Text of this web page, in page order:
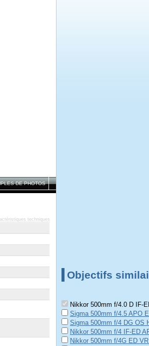
DE PHOTOS
techniques
Objectifs
Nikkor 500mm f/4.0 D IF-
Sigma 500mm f/4.5 APO
Sigma 500mm f/4 DG OS
Nikkor 500mm f/4 IF-ED
Nikkor 500mm f/4G ED